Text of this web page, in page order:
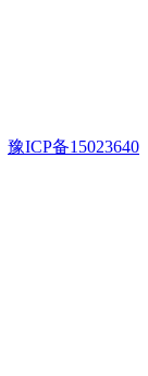
豫ICP备15023640